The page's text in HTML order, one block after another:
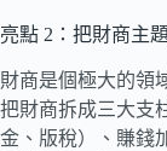
亮點 2：把財商主
財商是個極大的領
把財商拆成三大支
金、版稅）、賺錢